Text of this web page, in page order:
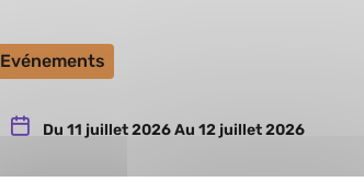
Evénements
Du 11 juillet 2026 Au 12 juillet 2026